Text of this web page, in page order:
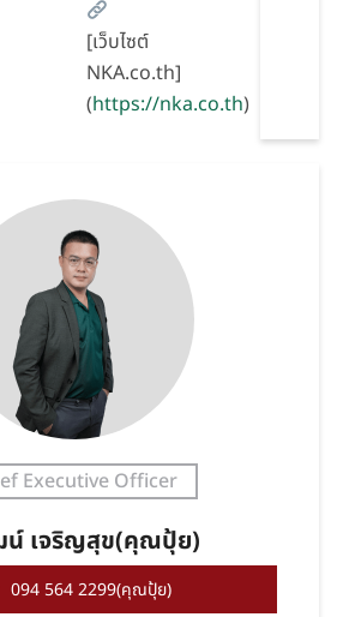
[เว็บไซต์
NKA.co.th]
(https://nka.co.th)
Executive Officer
น์ เจริญสุข(คุณปุ้ย)
094 564 2299(คุณปุ้ย)